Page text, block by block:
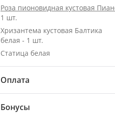
Роза пионовидная кустовая
1 шт.
Хризантема кустовая Балтика
белая - 1 шт.
Статица белая
Оплата
Бонусы